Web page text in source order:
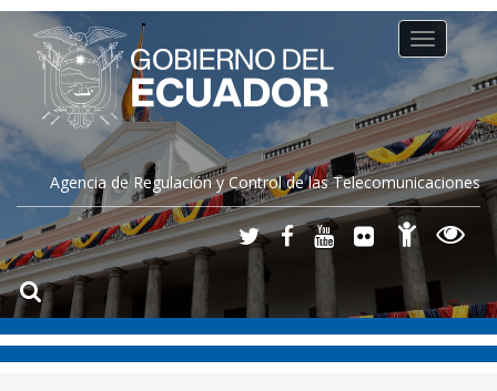
Agencia de Regulación y Control de las Telecomunicaciones
Toggle
navigation